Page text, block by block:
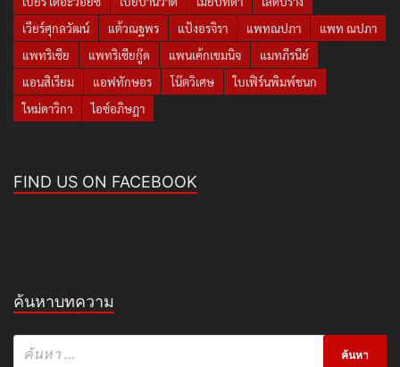
เวียร์ศุกลวัฒน์
แต้วณฐพร แป้งอรจิรา แพทณปภา
แพท ณปภา
แพทริเซีย
แพทริเซียกู๊ด แพนเค้กเขมนิจ
แมทภีรนีย์
แอนสิเรียม
แอฟทักษอร โน๊ตวิเศษ
ใบเฟิร์นพิมพ์ชนก
ใหม่ดาวิกา
ไอซ์อภิษฎา
FIND US ON FACEBOOK
ค้นหาบทความ